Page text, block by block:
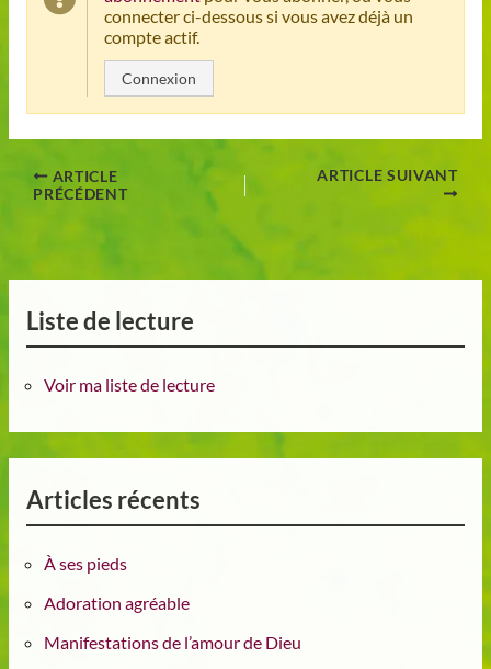
connecter ci-dessous si vous avez déjà un
compte actif.
Connexion
ARTICLE
PRÉCÉDENT
ARTICLE SUIVANT
Liste de lecture
Voir ma liste de lecture
Articles récents
À ses pieds
Adoration agréable
Manifestations de l’amour de Dieu